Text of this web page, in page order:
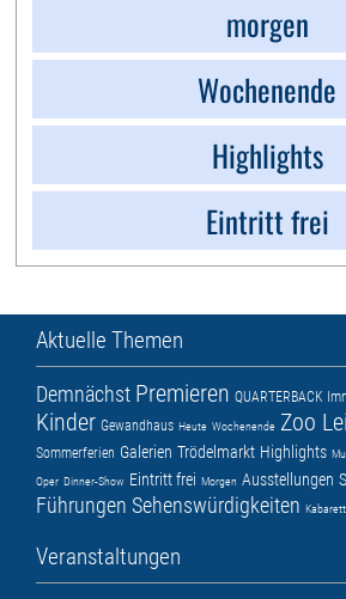
morgen
Wochenende
Highlights
Eintritt frei
Aktuelle Themen
Demnächst Premieren QUARTERBACK
Kinder Gewandhaus Heute Wochenende Zoo
Sommerferien Galerien Trödelmarkt Highlights
Oper Dinner-Show Eintritt frei Morgen Ausstellungen
Führungen Sehenswürdigkeiten Kabarett
Veranstaltungen